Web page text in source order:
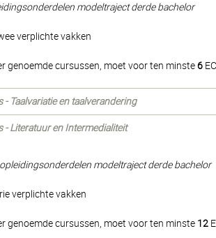
modeltraject derde bachelor
verplichte vakken
genoemde cursussen, moet voor ten minste6
- Taalvariatie en taalverandering
- Literatuur en Intermedialiteit
modeltraject derde bachelor
verplichte vakken
genoemde cursussen, moet voor ten minste 12